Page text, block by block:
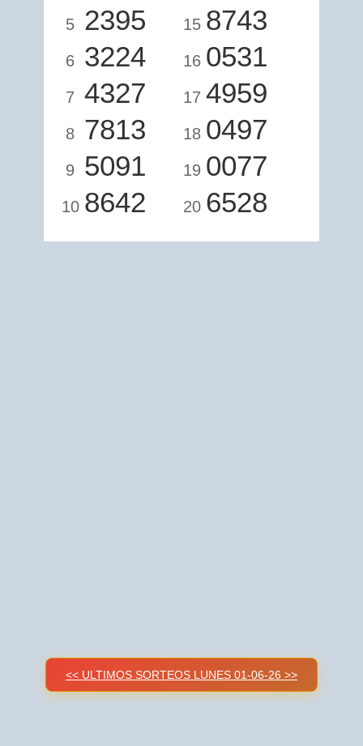
5 2395
6 3224
7 4327
8 7813
9 5091
10 8642
15 8743
16 0531
17 4959
18 0497
19 0077
20 6528
<< ULTIMOS SORTEOS LUNES 01-06-26 >>